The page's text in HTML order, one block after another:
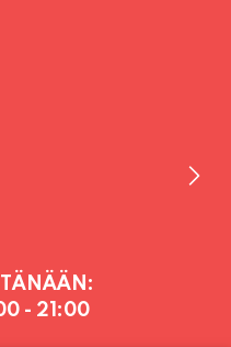
TÄNÄÄN:
- 21:00